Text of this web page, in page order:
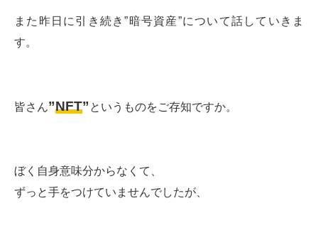
また昨日に引き続き”暗号資産”について話していきま
す。
皆さん”NFT” というものをご存知ですか。
ぼく自身意味分からなくて、
ずっと手をつけていませんでしたが、